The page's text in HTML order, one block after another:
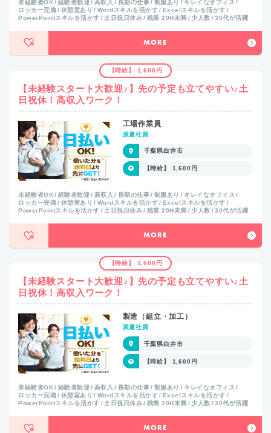
未経験者OK 経験者歓迎 高収入 長期の仕事 制服あり
キレイなオフィス
ロッカー完備
休憩室あり Wordスキルを活かす
Excelスキルを活かす
PowerPointスキルを活かす
土日祝日休み 残業 20H未満 少人数 30代が活躍
MORE
【時給】 1,600円
【未経験スタート大歓迎♪】先の予定も立てやすい♪土
日祝休！高収入ワーク！
工場作業員
派遣社員
千葉県白井市
【時給】 1,600円
未経験者OK 経験者歓迎 高収入 長期の仕事 制服あり
キレイなオフィス
ロッカー完備
休憩室あり Wordスキルを活かす
Excelスキルを活かす
PowerPointスキルを活かす
土日祝日休み 残業 20H未満 少人数 30代が活躍
MORE
【時給】 1,600円
【未経験スタート大歓迎♪】先の予定も立てやすい♪土
日祝休！高収入ワーク！
製造（組立・加工）
派遣社員
千葉県白井市
【時給】 1,600円
未経験者OK 経験者歓迎 高収入 長期の仕事 制服あり
キレイなオフィス
ロッカー完備
休憩室あり Wordスキルを活かす
Excelスキルを活かす
PowerPointスキルを活かす
土日祝日休み 残業 20H未満 少人数 30代が活躍
MORE